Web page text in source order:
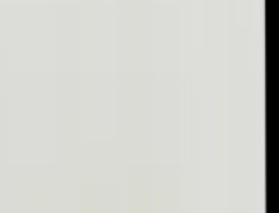
con control de humedad para mantener
alta resistencia (según especificación de